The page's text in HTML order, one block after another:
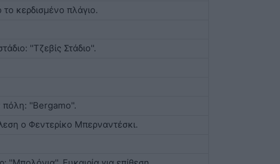
κερδισμένο πλάγιο.
''Τζεβίς Στάδιο''.
πόλη: ''Bergamo''.
ο Φεντερίκο Μπερναντέσκι.